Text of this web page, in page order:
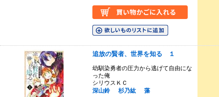
追放の賢者、世界を知る １
幼馴染勇者の圧力から逃げて自由にな
った俺
シリウスＫＣ
深山鈴
杉乃紘
藻